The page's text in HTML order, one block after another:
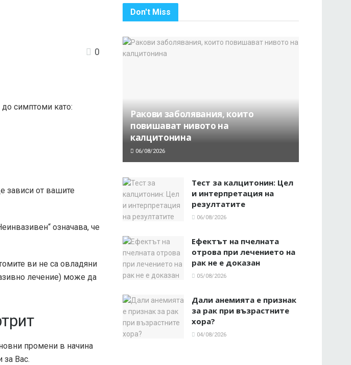
0
до симптоми като:
зависи от вашите
означава, че
ви не са овладяни
лечение) може да
промени в начина
Вас.
Don't Miss
Ракови заболявания, които
повишават нивото на
калцитонина
06/08/2026
Тест за калцитонин: Цел
и интерпретация на
резултатите
06/08/2026
Ефектът на пчелната
отрова при лечението на
рак не е доказан
05/08/2026
Дали анемията е признак
за рак при възрастните
хора?
04/08/2026